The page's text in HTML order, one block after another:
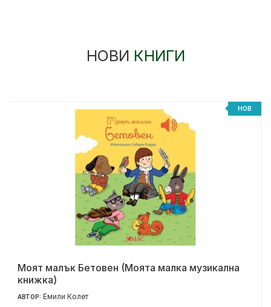
НОВИ КНИГИ
НОВ
Моят малък Бетовен (Моята малка музикална
книжка)
АВТОР: Емили Колет